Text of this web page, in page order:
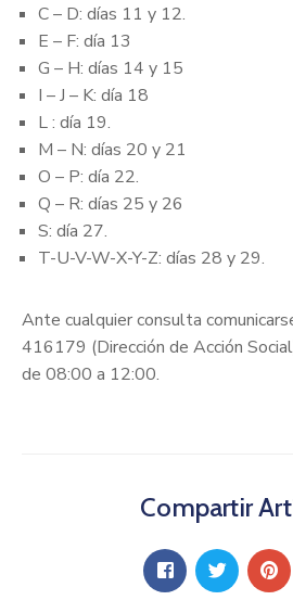
C – D: días 11 y 12.
E – F: día 13
G – H: días 14 y 15
I – J – K: día 18
L : día 19.
M – N: días 20 y 21
O – P: día 22.
Q – R: días 25 y 26
S: día 27.
T-U-V-W-X-Y-Z: días 28 y 29.
Ante cualquier consulta
416179 (Dirección de Acción
de 08:00 a 12:00.
Compartir